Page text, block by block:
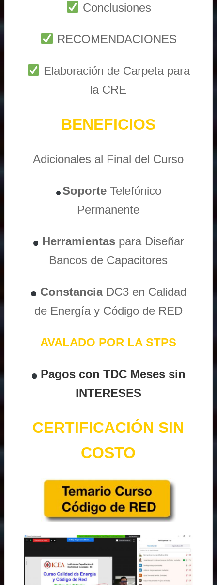
Conclusiones
RECOMENDACIONES
Elaboración de Carpeta para
la CRE
BENEFICIOS
Adicionales al Final del Curso
Soporte Telefónico
Permanente
Herramientas para Diseñar
Bancos de Capacitores
ConstanciaDC3 en Calidad
de Energía y Código de RED
AVALADO POR LA STPS
Pagos con TDC Meses sin
INTERESES
CERTIFICACIÓN SIN
COSTO